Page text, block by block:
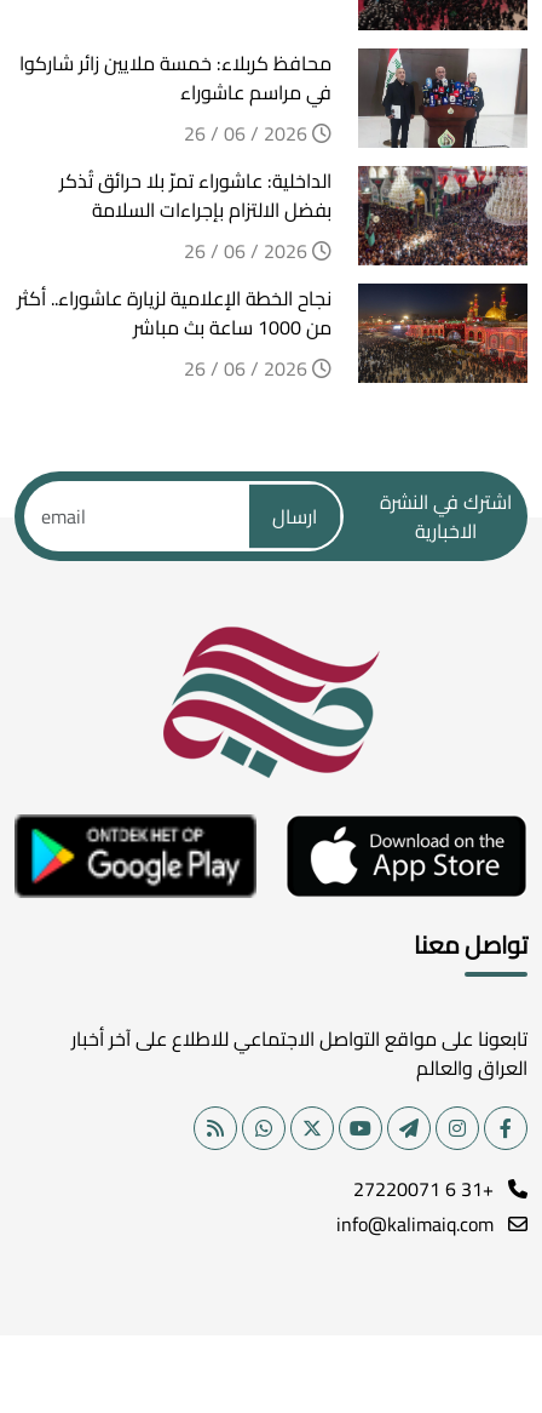
محافظ كربلاء: خمسة ملايين زائر شاركوا
في مراسم عاشوراء
الداخلية: عاشوراء تمرّ بلا حرائق تُذكر
بفضل الالتزام بإجراءات السلامة
نجاح الخطة الإعلامية لزيارة عاشوراء.. أكثر
من 1000 ساعة بث مباشر
اشترك في النشرة
الاخبارية
ارسال
تواصل معنا
تابعونا على مواقع التواصل الاجتماعي للاطلاع على آخر أخبار
العراق والعالم
+31 6 27220071
info@kalimaiq.com